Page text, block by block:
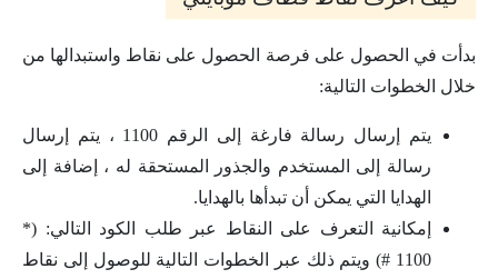
بدأت في الحصول على فرصة الحصول على نقاط واستبدالها من
خلال الخطوات التالية:
يتم إرسال رسالة فارغة إلى الرقم 1100 ، يتم إرسال
رسالة إلى المستخدم والجذور المستحقة له ، إضافة إلى
الهدايا التي يمكن أن تبدأها بالهدايا.
إمكانية التعرف على النقاط عبر طلب الكود التالي: (*
1100 #) ويتم ذلك عبر الخطوات التالية للوصول إلى نقاط